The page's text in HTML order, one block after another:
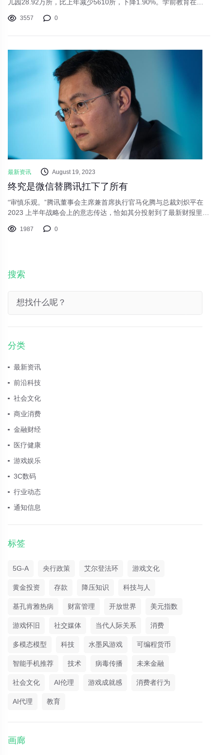
儿园28.92万所，比上年减少5610所，下降1.90%。学前教育在园
普惠性幼儿园在园幼儿4144.05万人，比上年减少74.16万人，下降
3557 0
最新资讯 August 19, 2023
终究是微信替腾讯扛下了所有
“审慎乐观。”腾讯董事会主席兼首席执行官马化腾与总裁刘炽平在
2023 上半年战略会上的意志传达，恰如其分投射到了最新财报里。
成绩单：营收 1492.08 亿元，同比增长 11%，低于市场预期
1987 0
搜索
分类
最新资讯
前沿科技
社会文化
商业消费
金融财经
医疗健康
游戏娱乐
3C数码
行业动态
通知信息
标签
5G-A 央行政策 艾尔登法环 游戏文化
黄金投资 存款 降压知识 科技与人
基孔肯雅热病 财富管理 开放世界 美元指数
游戏怀旧 社交媒体 当代人际关系 消费
多模态模型 科技 水墨风游戏 可编程货币
智能手机推荐 技术 病毒传播 未来金融
社会文化 AI伦理 游戏成就感 消费者行为
AI代理 教育
画廊